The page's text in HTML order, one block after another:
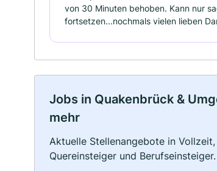
von 30 Minuten behoben. Kann nur
fortsetzen...nochmals vielen lieben
Jobs in Quakenbrück &
mehr
Aktuelle Stellenangebote in
Quereinsteiger und